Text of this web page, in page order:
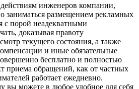
инженеров компании,
заниматься размещением рекламных
с порой неадекватными
доказывая правоту
текущего состояния, а также
и иные обязательные
бесплатно и полностью
приема обращений, как от частных
работает ежедневно.
вы можете в любое удобное для себя